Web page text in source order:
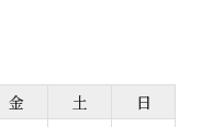
金 土
日